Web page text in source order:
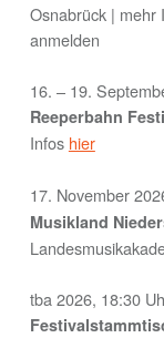
Osnabrück| mehr
anmelden
16. – 19.
Reeperbahn
Infos hier
17. November
Musikland
tba 2026, 18:30